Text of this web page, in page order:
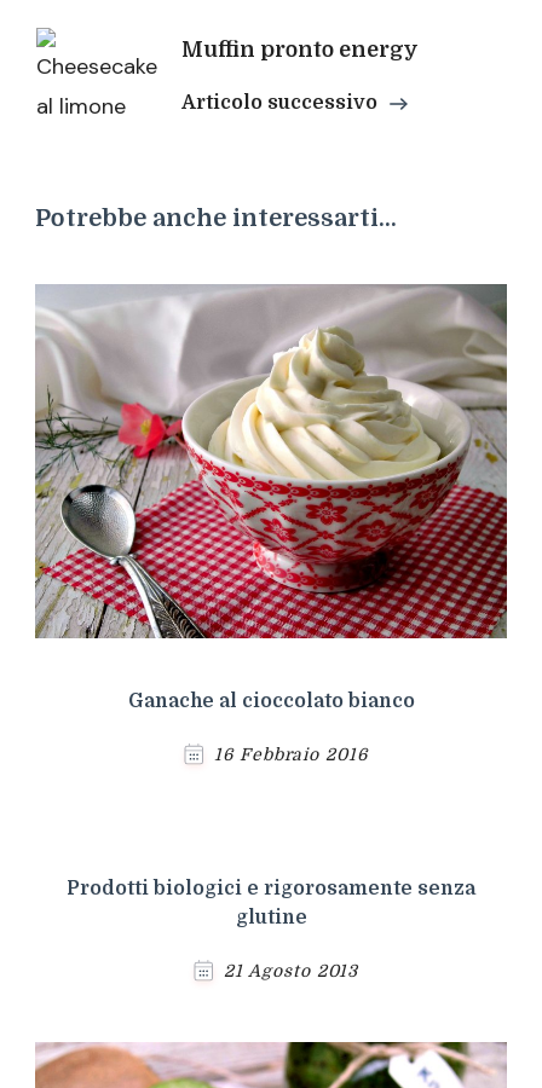
Muffin pronto energy
Articolo successivo
Potrebbe anche interessarti...
Ganache al cioccolato bianco
16 Febbraio 2016
Prodotti biologici e rigorosamente senza
glutine
21 Agosto 2013